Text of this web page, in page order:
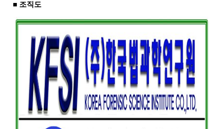
■ 조직도